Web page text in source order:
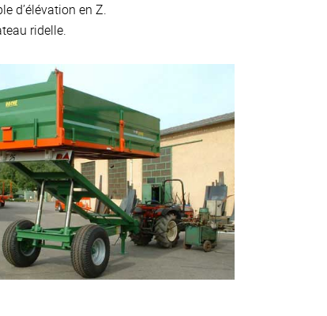
d’élévation en Z.
ridelle.